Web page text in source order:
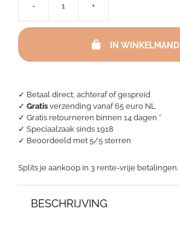
✓ Betaal direct, achteraf of gespreid
✓ Gratis verzending vanaf 65 euro NL
✓ Gratis retourneren binnen 14 dagen *
✓ Speciaalzaak sinds 1918
✓ Beoordeeld met 5/5 sterren
Splits je aankoop in 3 rente-vrije betalingen.
BESCHRIJVING
-
Satijn
300
aantal
+
IN WINKELMAND